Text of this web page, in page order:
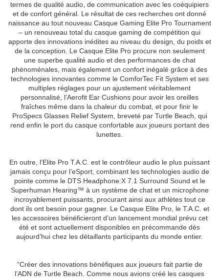
termes de qualité audio, de communication avec les coéquipiers
et de confort général. Le résultat de ces recherches ont donné
naissance au tout nouveau Casque Gaming Elite Pro Tournament
– un renouveau total du casque gaming de compétition qui
apporte des innovations inédites au niveau du design, du poids et
de la conception. Le Casque Elite Pro procure non seulement
une superbe qualité audio et des performances de chat
phénoménales, mais également un confort inégalé grâce à des
technologies innovantes comme le ComforTec Fit System et ses
multiples réglages pour un ajustement véritablement
personnalisé, l’Aerofit Ear Cushions pour avoir les oreilles
fraîches même dans la chaleur du combat, et pour finir le
ProSpecs Glasses Relief System, breveté par Turtle Beach, qui
rend enfin le port du casque confortable aux joueurs portant des
lunettes.
En outre, l’Elite Pro T.A.C. est le contrôleur audio le plus puissant
jamais conçu pour l’eSport, combinant les technologies audio de
pointe comme le DTS Headphone:X 7.1 Surround Sound et le
Superhuman Hearing™ à un système de chat et un microphone
incroyablement puissants, procurant ainsi aux athlètes tout ce
dont ils ont besoin pour gagner. Le Casque Elite Pro, le T.A.C. et
les accessoires bénéficieront d’un lancement mondial prévu cet
été et sont actuellement disponibles en précommande dès
aujourd’hui chez les détaillants participants du monde entier.
“Créer des innovations bénéfiques aux joueurs fait partie de
l’ADN de Turtle Beach. Comme nous avions créé les casques